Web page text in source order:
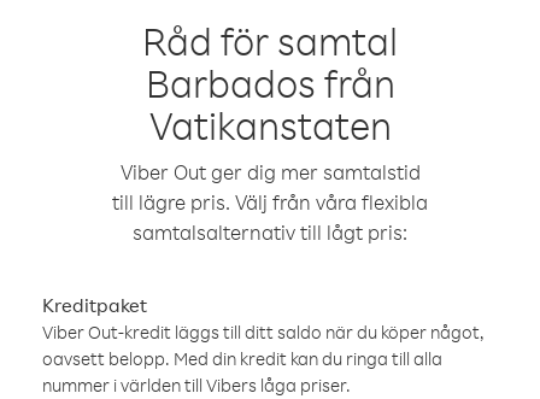
Råd för samtal
Barbados från
Vatikanstaten
Viber Out ger dig mer samtalstid
till lägre pris. Välj från våra flexibla
samtalsalternativ till lågt pris:
Kreditpaket
Viber Out-kredit läggs till ditt saldo när du köper något,
oavsett belopp. Med din kredit kan du ringa till alla
nummer i världen till Vibers låga priser.